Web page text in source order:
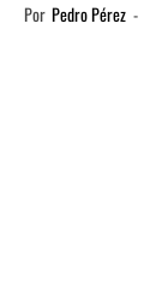
Por Pedro Pérez -